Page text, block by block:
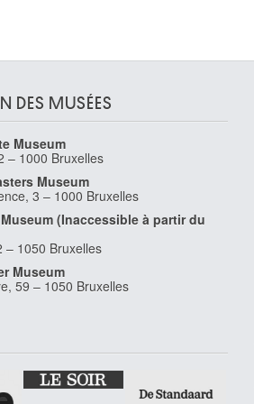
DES MUSÉES
Museum
– 1000 Bruxelles
Museum
3 – 1000 Bruxelles
(Inaccessible à partir du
– 1050 Bruxelles
Museum
59 – 1050 Bruxelles